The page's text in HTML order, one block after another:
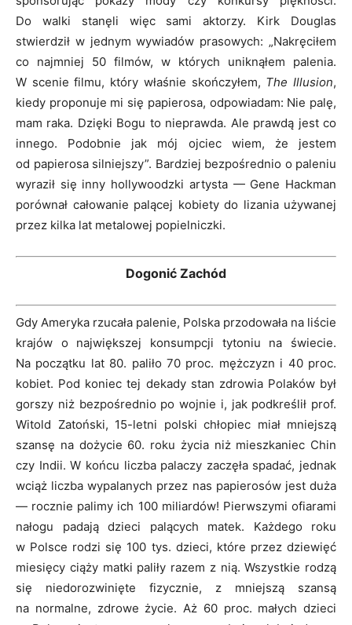
Do walki stanęli więc sami aktorzy. Kirk Douglas
stwierdził w jednym wywiadów prasowych: „Nakręciłem
co najmniej 50 filmów, w których uniknąłem palenia.
W scenie filmu, który właśnie skończyłem, The Illusion,
kiedy proponuje mi się papierosa, odpowiadam: Nie palę,
mam raka. Dzięki Bogu to nieprawda. Ale prawdą jest co
innego. Podobnie jak mój ojciec wiem, że jestem
od papierosa silniejszy”. Bardziej bezpośrednio o paleniu
wyraził się inny hollywoodzki artysta — Gene Hackman
porównał całowanie palącej kobiety do lizania używanej
przez kilka lat metalowej popielniczki.
Dogonić Zachód
Gdy Ameryka rzucała palenie, Polska przodowała na liście
krajów o największej konsumpcji tytoniu na świecie.
Na początku lat 80. paliło 70 proc. mężczyzn i 40 proc.
kobiet. Pod koniec tej dekady stan zdrowia Polaków był
gorszy niż bezpośrednio po wojnie i, jak podkreślił prof.
Witold Zatoński, 15-letni polski chłopiec miał mniejszą
szansę na dożycie 60. roku życia niż mieszkaniec Chin
czy Indii. W końcu liczba palaczy zaczęła spadać, jednak
wciąż liczba wypalanych przez nas papierosów jest duża
— rocznie palimy ich 100 miliardów! Pierwszymi ofiarami
nałogu padają dzieci palących matek. Każdego roku
w Polsce rodzi się 100 tys. dzieci, które przez dziewięć
miesięcy ciąży matki paliły razem z nią. Wszystkie rodzą
się niedorozwinięte fizycznie, z mniejszą szansą
na normalne, zdrowe życie. Aż 60 proc. małych dzieci